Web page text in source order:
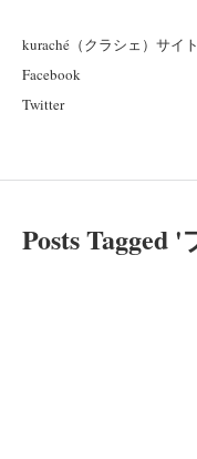
kuraché（クラシェ）サイ
Facebook
Twitter
Posts Tagged '